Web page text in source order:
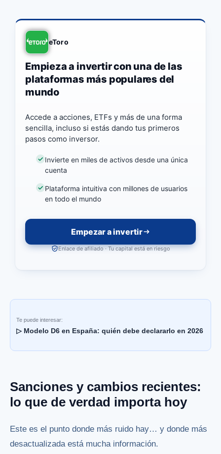
eToro
Empieza a invertir con una de las
plataformas más populares del
mundo
Accede a acciones, ETFs y más de una forma
sencilla, incluso si estás dando tus primeros
pasos como inversor.
Invierte en miles de activos desde una única
cuenta
Plataforma intuitiva con millones de usuarios
en todo el mundo
Empezar a invertir
Enlace de afiliado · Tu capital está en riesgo
Te puede interesar:
▷ Modelo D6 en España: quién debe declararlo en 2026
Sanciones y cambios recientes:
lo que de verdad importa hoy
Este es el punto donde más ruido hay… y donde más
desactualizada está mucha información.